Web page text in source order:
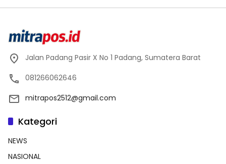
Jalan Padang Pasir X No 1 Padang, Sumatera Barat
081266062646
mitrapos2512@gmail.com
Kategori
NEWS
NASIONAL